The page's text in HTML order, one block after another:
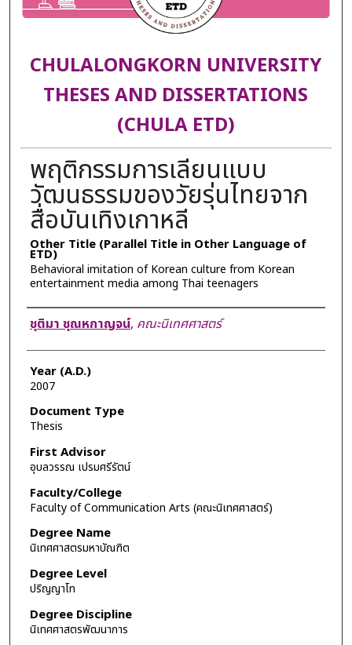
CHULALONGKORN UNIVERSITY
THESES AND DISSERTATIONS
(CHULA ETD)
พฤติกรรมการเลียนแบบ
วัฒนธรรมของวัยรุ่นไทยจาก
สื่อบันเทิงเกาหลี
Other Title (Parallel Title in Other Language of
ETD)
Behavioral imitation of Korean culture from Korean
entertainment media among Thai teenagers
Author
ชุติมา ชุณหกาญจน์, คณะนิเทศศาสตร์
Year (A.D.)
2007
Document Type
Thesis
First Advisor
อุบลวรรณ เปรมศรีรัตน์
Faculty/College
Faculty of Communication Arts (คณะนิเทศศาสตร์)
Degree Name
นิเทศศาสตรมหาบัณฑิต
Degree Level
ปริญญาโท
Degree Discipline
นิเทศศาสตรพัฒนาการ